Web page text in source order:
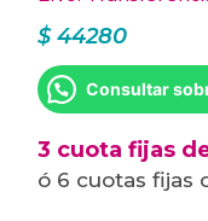
$44280
Consultar
3 cuota fijas
ó 6 cuotas fijas